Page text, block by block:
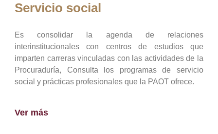
Servicio social
Es consolidar la agenda de relaciones
interinstitucionales con centros de estudios que
imparten carreras vinculadas con las actividades de la
Procuraduría, Consulta los programas de servicio
social y prácticas profesionales que la PAOT ofrece.
Ver más